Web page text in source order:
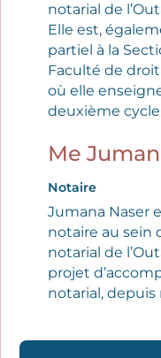
notarial de
Elle est,
partiel à la
Faculté de droit
où elle
deuxième
Me
Notaire
Jumana Naser
notaire au sein
notarial de
projet
notarial, depuis